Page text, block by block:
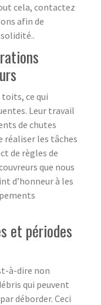
cela, contactez
afin de
ce qui
Leur travail
de chutes
réaliser les tâches
de règles de
que nous
d’honneur à les
et périodes
à-dire non
qui peuvent
déborder. Ceci